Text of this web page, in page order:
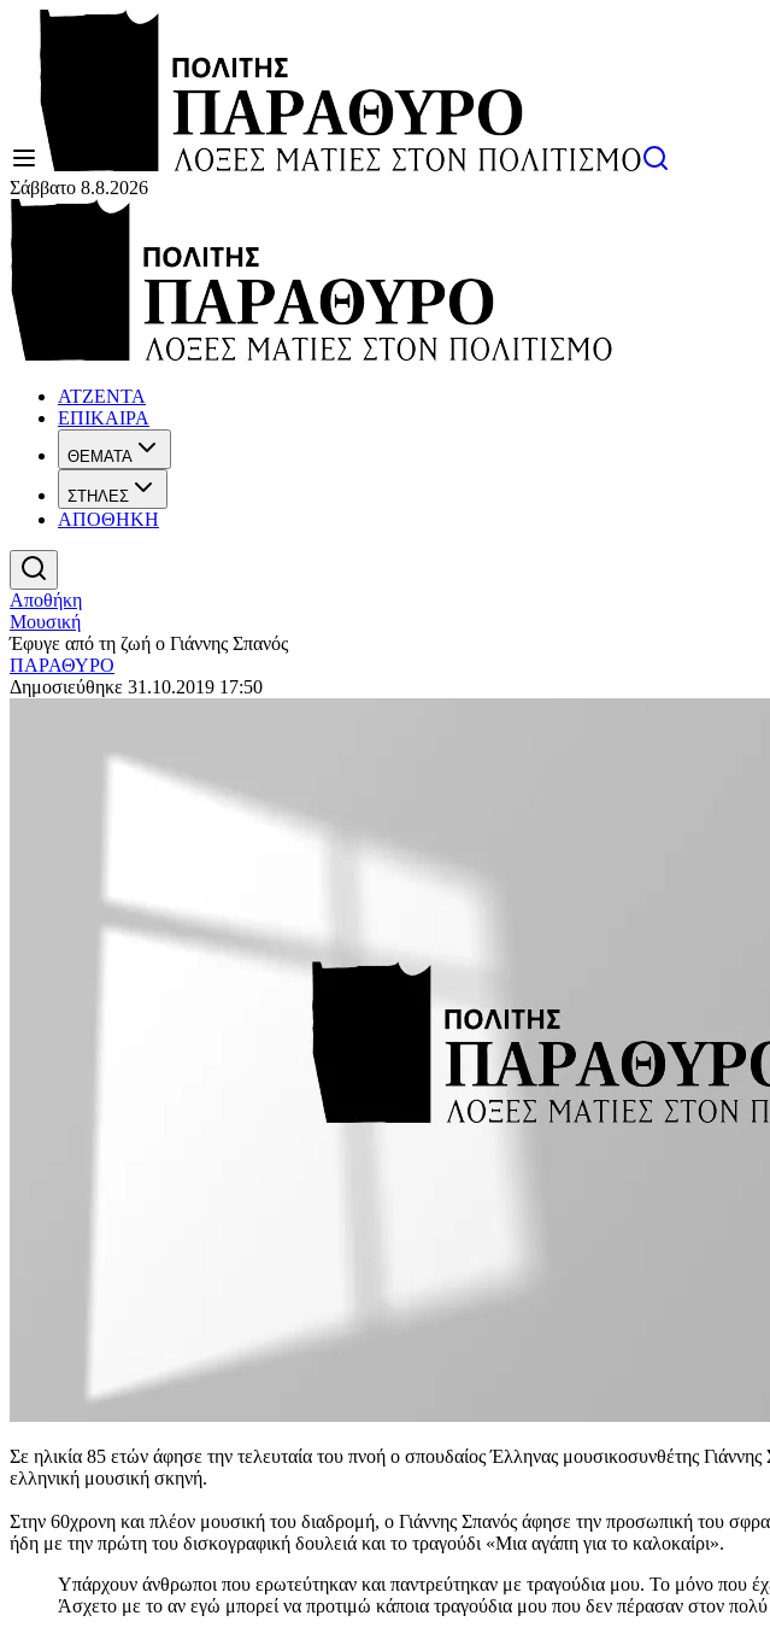
Σάββατο 8.8.2026
ΑΤΖΕΝΤΑ
ΕΠΙΚΑΙΡΑ
ΘΕΜΑΤΑ
ΣΤΗΛΕΣ
ΑΠΟΘΗΚΗ
Αποθήκη
Μουσική
Έφυγε από τη ζωή ο Γιάννης Σπανός
ΠΑΡΑΘΥΡΟ
Δημοσιεύθηκε 31.10.2019 17:50
Σε ηλικία 85 ετών άφησε την τελευταία του πνοή ο σπουδαίος Έλληνας μουσικοσυνθέτης
ελληνική μουσική σκηνή.
Στην 60χρονη και πλέον μουσική του διαδρομή, ο Γιάννης Σπανός άφησε την προσωπική του
ήδη με την πρώτη του δισκογραφική δουλειά και το τραγούδι «Μια αγάπη για το καλοκαίρι».
Υπάρχουν άνθρωποι που ερωτεύτηκαν και παντρεύτηκαν με τραγούδια μου. Το μόνο που
Άσχετο με το αν εγώ μπορεί να προτιμώ κάποια τραγούδια μου που δεν πέρασαν στον